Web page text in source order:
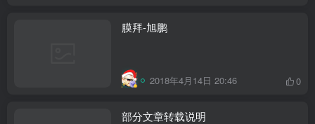
膜拜-旭鹏
2018年4月14日 20:46 0
部分文章转载说明